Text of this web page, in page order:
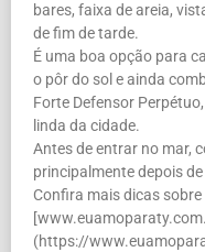
bares, faixa de areia,
de fim de tarde.
É uma boa opção para
o pôr do sol e ainda
Forte Defensor
linda da cidade.
Antes de entrar no mar,
principalmente depois
Confira mais dicas
(https://